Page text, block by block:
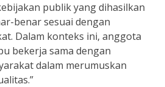
publik yang dihasilkan
benar sesuai dengan
Dalam konteks ini, anggota
bekerja sama dengan
dalam merumuskan